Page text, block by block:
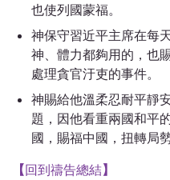
也使列國蒙福。
神保守習近平主席在每
神、體力都夠用的，也
處理貪官汙吏的事件。
神賜給他溫柔忍耐平靜
題，因他看重兩國和平
國，賜福中國，扭轉局
【回到禱告總結】